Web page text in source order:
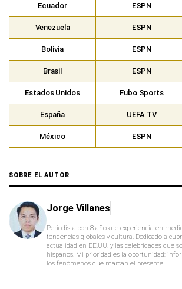
Ecuador ESPN
Venezuela ESPN
Bolivia ESPN
Brasil ESPN
Estados Unidos Fubo Sports
España UEFA TV
México ESPN
SOBRE EL AUTOR
Jorge Villanes
Periodista con 8 años de experiencia en
tendencias globales y cultura. Dedicado a
actualidad en EE.UU. y las celebridades que
hispanos. Mi prioridad es la oportunidad:
los fenómenos que marcan el presente.